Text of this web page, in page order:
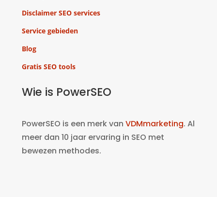
Disclaimer SEO services
Service gebieden
Blog
Gratis SEO tools
Wie is PowerSEO
PowerSEO is een merk van VDMmarketing. Al
meer dan 10 jaar ervaring in SEO met
bewezen methodes.